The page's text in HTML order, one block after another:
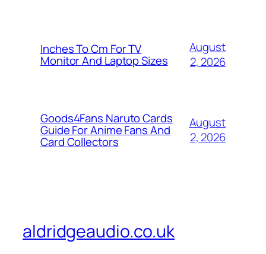
Inches To Cm For TV
Monitor And Laptop Sizes
August
2, 2026
Goods4Fans Naruto Cards
Guide For Anime Fans And
Card Collectors
August
2, 2026
aldridgeaudio.co.uk